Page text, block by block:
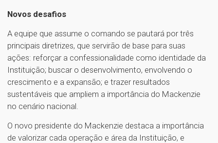
Novos desafios
A equipe que assume o comando se pautará por três
principais diretrizes, que servirão de base para suas
ações: reforçar a confessionalidade como identidade da
Instituição; buscar o desenvolvimento, envolvendo o
crescimento e a expansão; e trazer resultados
sustentáveis que ampliem a importância do Mackenzie
no cenário nacional.
O novo presidente do Mackenzie destaca a importância
de valorizar cada operação e área da Instituição, e